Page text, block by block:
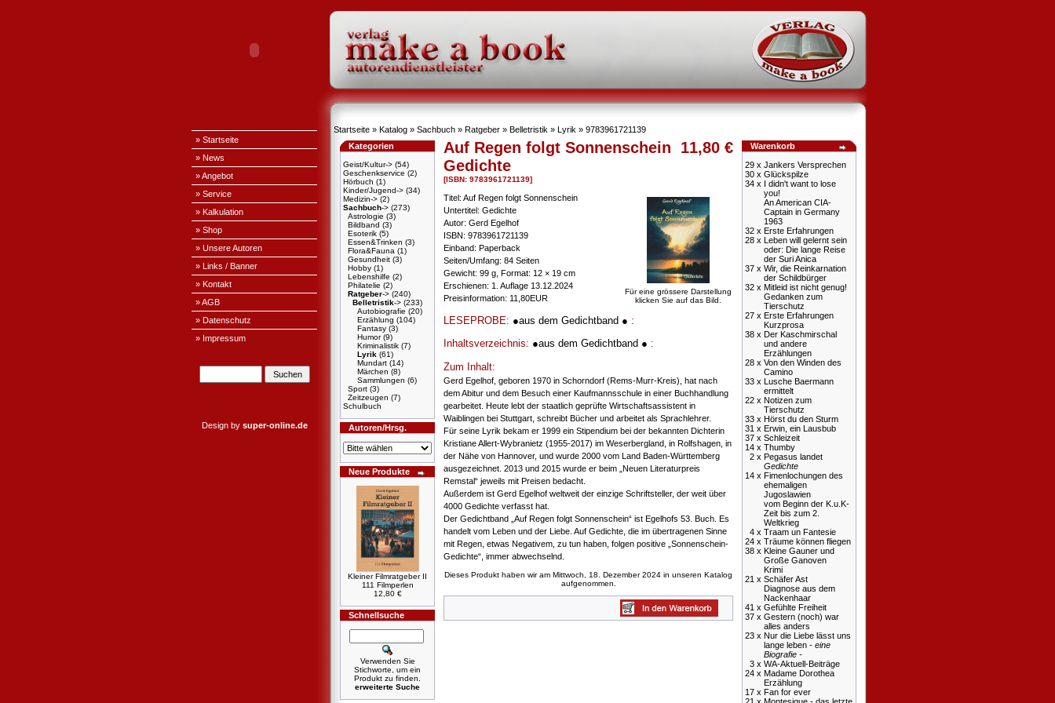
» Startseite
» News
» Angebot
» Service
» Kalkulation
» Shop
» Unsere Autoren
» Links / Banner
» Kontakt
» AGB
» Datenschutz
» Impressum
Design by super-online.de
Startseite » Katalog » Sachbuch » Ratgeber » Belletristik » Lyrik » 9783961721139
Kategorien
Geist/Kultur-> (54)
Geschenkservice (2)
Hörbuch (1)
Kinder/Jugend-> (34)
Medizin-> (2)
Sachbuch-> (273)
Astrologie (3)
Bildband (3)
Esoterik (5)
Essen&Trinken (3)
Flora&Fauna (1)
Gesundheit (3)
Hobby (1)
Lebenshilfe (2)
Philatelie (2)
Ratgeber-> (240)
Belletristik-> (233)
Autobiografie (20)
Erzählung (104)
Fantasy (3)
Humor(9)
Kriminalistik (7)
Lyrik (61)
Mundart (14)
Märchen (8)
Sammlungen (6)
Sport (3)
Zeitzeugen (7)
Schulbuch
Autoren/Hrsg.
Neue Produkte
Kleiner Filmratgeber II
111 Filmperlen
12,80 €
Schnellsuche
Verwenden Sie
Stichworte, um ein
Produkt zu finden.
erweiterte Suche
Auf Regen folgt Sonnenschein
Gedichte
[ISBN: 9783961721139]
11,80 €
Für eine grössere Darstellung
klicken Sie auf das Bild.
Titel: Auf Regen folgt Sonnenschein
Untertitel: Gedichte
Autor: Gerd Egelhof
ISBN: 9783961721139
Einband: Paperback
Seiten/Umfang: 84 Seiten
Gewicht: 99 g, Format: 12 × 19 cm
Erschienen: 1. Auflage 13.12.2024
Preisinformation: 11,80EUR
LESEPROBE: ●aus dem Gedichtband ● :
Inhaltsverzeichnis: ●aus dem Gedichtband ● :
Zum Inhalt:
Gerd Egelhof, geboren 1970 in Schorndorf (Rems-Murr-Kreis), hat nach
dem Abitur und dem Besuch einer Kaufmannsschule in einer Buchhandlung
gearbeitet. Heute lebt der staatlich geprüfte Wirtschaftsassistent in
Waiblingen bei Stuttgart, schreibt Bücher und arbeitet als Sprachlehrer.
Für seine Lyrik bekam er 1999 ein Stipendium bei der bekannten Dichterin
Kristiane Allert-Wybranietz (1955-2017) im Weserbergland, in Rolfshagen, in
der Nähe von Hannover, und wurde 2000 vom Land Baden-Württemberg
ausgezeichnet. 2013 und 2015 wurde er beim „Neuen Literaturpreis
Remstal“ jeweils mit Preisen bedacht.
Außerdem ist Gerd Egelhof weltweit der einzige Schriftsteller, der weit über
4000 Gedichte verfasst hat.
Der Gedichtband „Auf Regen folgt Sonnenschein“ ist Egelhofs 53. Buch. Es
handelt vom Leben und der Liebe. Auf Gedichte, die im übertragenen Sinne
mit Regen, etwas Negativem, zu tun haben, folgen positive „Sonnenschein-
Gedichte“, immer abwechselnd.
Dieses Produkt haben wir am Mittwoch, 18. Dezember 2024 in unseren Katalog
aufgenommen.
Warenkorb
29 x Jankers Versprechen
30 x Glückspilze
34 x I didn't want to lose
you!
An American CIA-
Captain in Germany
1963
32 x Erste Erfahrungen
28 x Leben will gelernt sein
oder: Die lange Reise
der Suri Anica
37 x Wir, die Reinkarnation
der Schildbürger
32 x Mitleid ist nicht genug!
Gedanken zum
Tierschutz
27 x Erste Erfahrungen
Kurzprosa
38 x Der Kaschmirschal
und andere
Erzählungen
28 x Von den Winden des
Camino
33 x Lusche Baermann
ermittelt
22 x Notizen zum
Tierschutz
33 x Hörst du den Sturm
31 x Erwin, ein Lausbub
37 x Schleizeit
14 x Thumby
2 x Pegasus landet
Gedichte
14 x Fimenlochungen des
ehemaligen
Jugoslawien
vom Beginn der K.u.K-
Zeit bis zum 2.
Weltkrieg
4 x Traam un Fantesie
24 x Träume können fliegen
38 x Kleine Gauner und
Große Ganoven
Krimi
21 x Schäfer Ast
Diagnose aus dem
Nackenhaar
41 x Gefühlte Freiheit
37 x Gestern (noch) war
alles anders
23 x Nur die Liebe lässt uns
lange leben - eine
Biografie -
3 x WA-Aktuell-Beiträge
24 x Madame Dorothea
Erzählung
17 x Fan for ever